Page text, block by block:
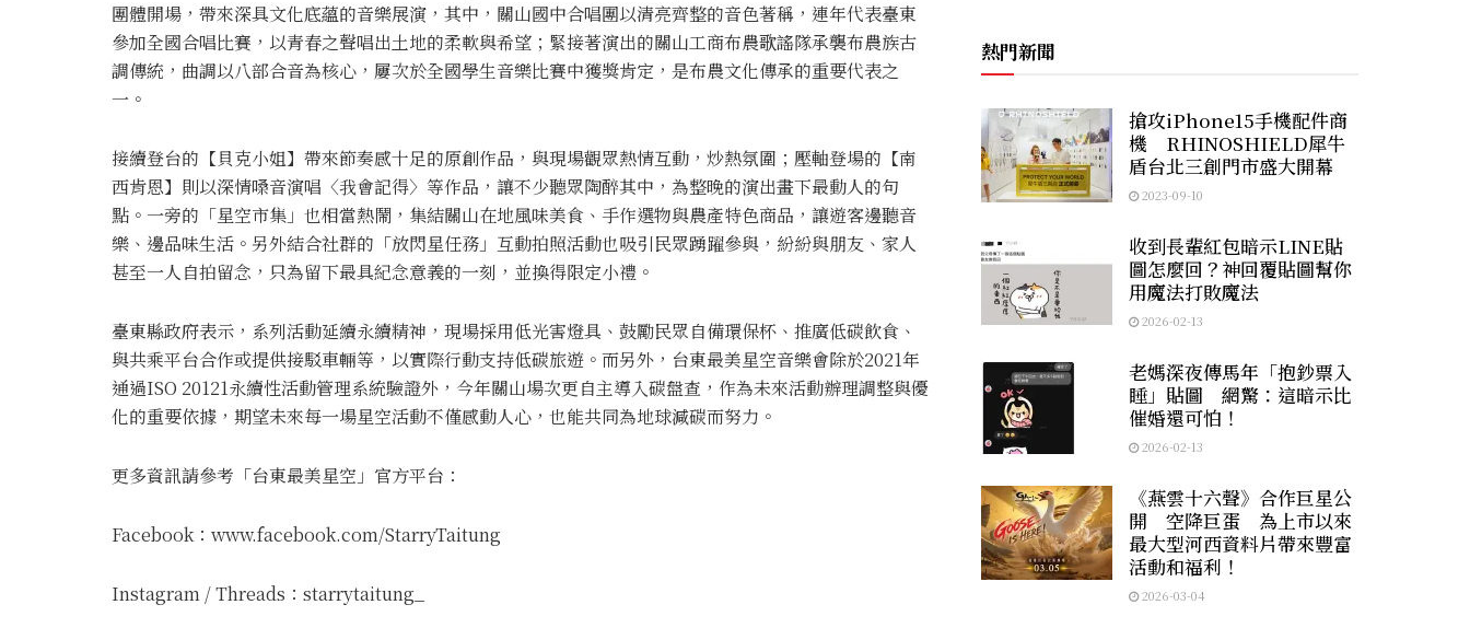
團體開場，帶來深具文化底蘊的音樂展演，其中，關山國中合唱團以清亮齊整的音色著稱，連年代表臺東
參加全國合唱比賽，以青春之聲唱出土地的柔軟與希望；緊接著演出的關山工商布農歌謠隊承襲布農族古
調傳統，曲調以八部合音為核心，屢次於全國學生音樂比賽中獲獎肯定，是布農文化傳承的重要代表之
一。
接續登台的【貝克小姐】帶來節奏感十足的原創作品，與現場觀眾熱情互動，炒熱氛圍；壓軸登場的【南
西肯恩】則以深情嗓音演唱〈我會記得〉等作品，讓不少聽眾陶醉其中，為整晚的演出畫下最動人的句
點。一旁的「星空市集」也相當熱鬧，集結關山在地風味美食、手作選物與農產特色商品，讓遊客邊聽音
樂、邊品味生活。另外結合社群的「放閃星任務」互動拍照活動也吸引民眾踴躍參與，紛紛與朋友、家人
甚至一人自拍留念，只為留下最具紀念意義的一刻，並換得限定小禮。
臺東縣政府表示，系列活動延續永續精神，現場採用低光害燈具、鼓勵民眾自備環保杯、推廣低碳飲食、
與共乘平台合作或提供接駁車輛等，以實際行動支持低碳旅遊。而另外，台東最美星空音樂會除於2021年
通過ISO 20121永續性活動管理系統驗證外，今年關山場次更自主導入碳盤查，作為未來活動辦理調整與優
化的重要依據，期望未來每一場星空活動不僅感動人心，也能共同為地球減碳而努力。
更多資訊請參考「台東最美星空」官方平台：
Facebook：www.facebook.com/StarryTaitung
Instagram / Threads：starrytaitung_
熱門新聞
搶攻iPhone15手機配件商
機 RHINOSHIELD犀牛
盾台北三創門市盛大開幕
2023-09-10
收到長輩紅包暗示LINE貼
圖怎麼回？神回覆貼圖幫你
用魔法打敗魔法
2026-02-13
老媽深夜傳馬年「抱鈔票入
睡」貼圖 網驚：這暗示比
催婚還可怕！
2026-02-13
《燕雲十六聲》合作巨星公
開 空降巨蛋 為上市以來
最大型河西資料片帶來豐富
活動和福利！
2026-03-04